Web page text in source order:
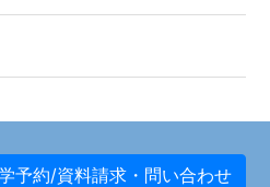
予約/資料請求・問い合わせ